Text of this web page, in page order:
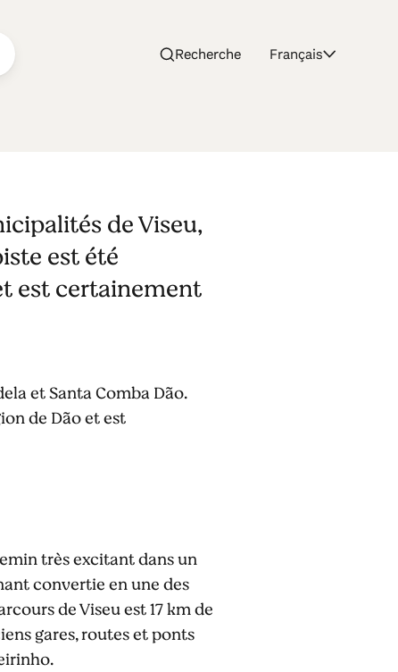
Recherche Français
de Viseu,
est été
est certainement
et Santa Comba Dão.
de Dão et est
très excitant dans un
convertie en une des
de Viseu est 17 km de
gares, routes et ponts